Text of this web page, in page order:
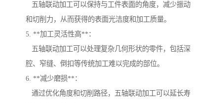
五轴联动加工可以保持与工件表面的角度，减少振动
和切削力，从而获得的表面光洁度和加工质量。
5. **加工灵活性高**：
五轴联动加工可以处理复杂几何形状的零件，包括深
腔、窄缝、倒扣等传统加工难以完成的部位。
6. **减少磨损**：
通过优化角度和切削路径，五轴联动加工可以延长寿